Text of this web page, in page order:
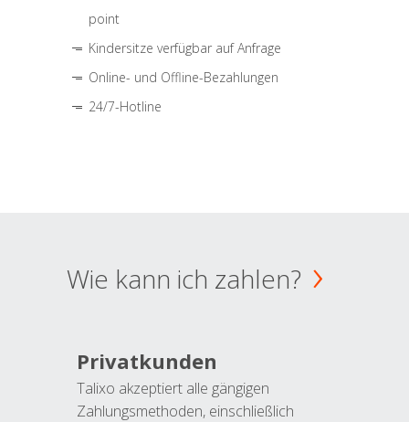
point
Kindersitze verfügbar auf Anfrage
Online- und Offline-Bezahlungen
24/7-Hotline
Wie kann ich zahlen?
Privatkunden
Talixo akzeptiert alle gängigen
Zahlungsmethoden, einschließlich